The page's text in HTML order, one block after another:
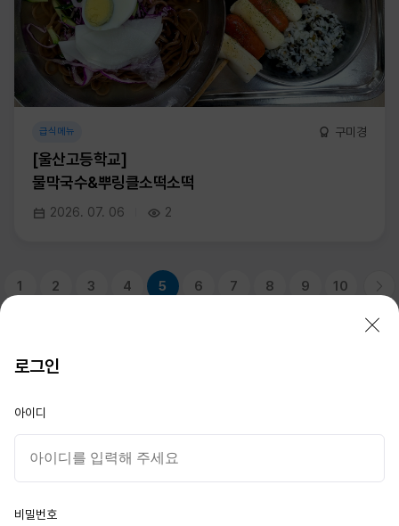
급식메뉴 구미경
[울산고등학교]
물막국수&뿌링클소떡소떡
2026. 07. 06 2
1 2 3 4 5 6 7 8 9 10
대표이사 : 이성기
부산 남구 신선로 217-15
경남 창원시 성산구 중앙대로 105
로그인
아이디
비밀번호